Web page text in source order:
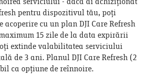
pentru dispozitivul tău, poți
cu un plan DJI Care Refresh
15 zile de la data expirării
extinde valabilitatea serviciului
de 3 ani. Planul DJI Care Refresh (2
ca opțiune de reînnoire.